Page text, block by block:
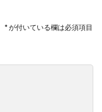
*が付いている欄は必須項目